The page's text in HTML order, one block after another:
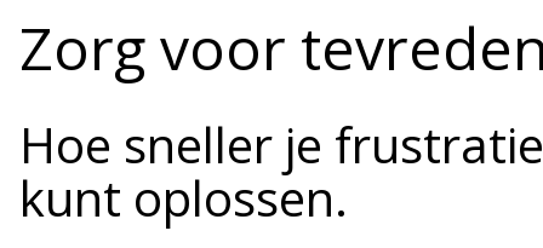
Zorg voor
Hoe sneller je
kunt oplossen.